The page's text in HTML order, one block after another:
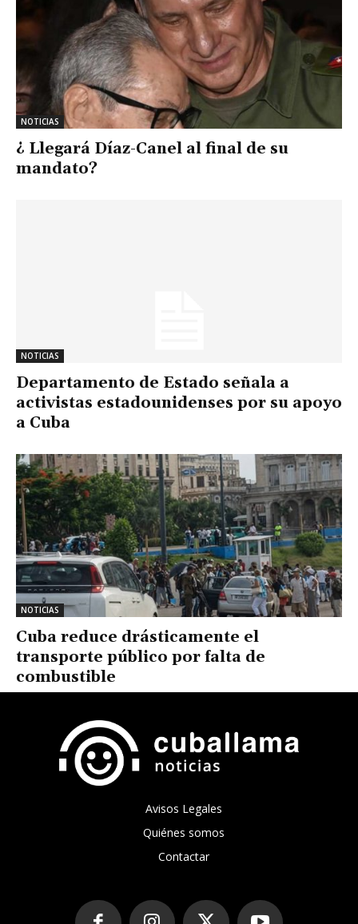
NOTICIAS
¿ Llegará Díaz-Canel al final de su
mandato?
NOTICIAS
Departamento de Estado señala a
activistas estadounidenses por su apoyo
a Cuba
NOTICIAS
Cuba reduce drásticamente el
transporte público por falta de
combustible
Avisos Legales
Quiénes somos
Contactar